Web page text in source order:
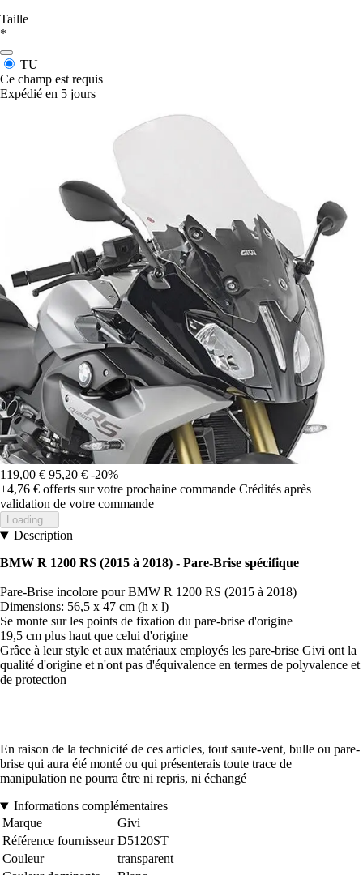
Taille
*
TU
Ce champ est requis
Expédié en 5 jours
119,00 € 95,20 € -20%
+4,76 € offerts sur votre prochaine commande Crédités après
validation de votre commande
Loading...
Description
BMW R 1200 RS (2015 à 2018) - Pare-Brise spécifique
Pare-Brise incolore pour BMW R 1200 RS (2015 à 2018)
Dimensions: 56,5 x 47 cm (h x l)
Se monte sur les points de fixation du pare-brise d'origine
19,5 cm plus haut que celui d'origine
Grâce à leur style et aux matériaux employés les pare-brise Givi ont la
qualité d'origine et n'ont pas d'équivalence en termes de polyvalence et
de protection
En raison de la technicité de ces articles, tout saute-vent, bulle ou pare-
brise qui aura été monté ou qui présenterais toute trace de
manipulation ne pourra être ni repris, ni échangé
Informations complémentaires
Marque
Givi
Référence fournisseur D5120ST
Couleur
transparent